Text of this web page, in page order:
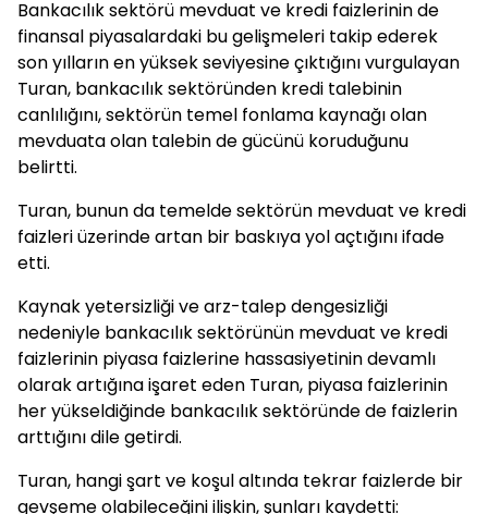
Bankacılık sektörü mevduat ve kredi faizlerinin de
finansal piyasalardaki bu gelişmeleri takip ederek
son yılların en yüksek seviyesine çıktığını vurgulayan
Turan, bankacılık sektöründen kredi talebinin
canlılığını, sektörün temel fonlama kaynağı olan
mevduata olan talebin de gücünü koruduğunu
belirtti.
Turan, bunun da temelde sektörün mevduat ve kredi
faizleri üzerinde artan bir baskıya yol açtığını ifade
etti.
Kaynak yetersizliği ve arz-talep dengesizliği
nedeniyle bankacılık sektörünün mevduat ve kredi
faizlerinin piyasa faizlerine hassasiyetinin devamlı
olarak artığına işaret eden Turan, piyasa faizlerinin
her yükseldiğinde bankacılık sektöründe de faizlerin
arttığını dile getirdi.
Turan, hangi şart ve koşul altında tekrar faizlerde bir
gevşeme olabileceğini ilişkin, şunları kaydetti: